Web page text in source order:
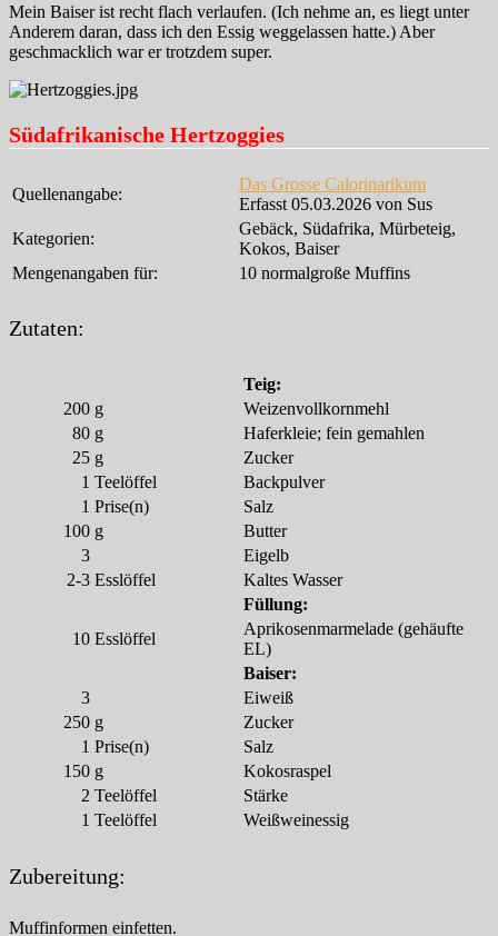
Mein Baiser ist recht flach verlaufen. (Ich nehme an, es liegt unter
Anderem daran, dass ich den Essig weggelassen hatte.) Aber
geschmacklich war er trotzdem super.
Südafrikanische Hertzoggies
Quellenangabe:
Das Grosse Calorinarikum
Erfasst 05.03.2026 von Sus
Kategorien:
Gebäck, Südafrika, Mürbeteig,
Kokos, Baiser
Mengenangaben für:
10 normalgroße Muffins
Zutaten:
Teig:
200 g
Weizenvollkornmehl
80 g
Haferkleie; fein gemahlen
25 g
Zucker
1 Teelöffel
Backpulver
1 Prise(n)
Salz
100 g
Butter
3
Eigelb
2-3 Esslöffel
Kaltes Wasser
Füllung:
10 Esslöffel
Aprikosenmarmelade (gehäufte
EL)
Baiser:
3
Eiweiß
250 g
Zucker
1 Prise(n)
Salz
150 g
Kokosraspel
2 Teelöffel
Stärke
1 Teelöffel Weißweinessig
Zubereitung:
Muffinformen einfetten.